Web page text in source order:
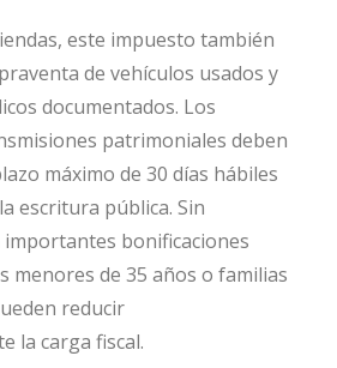
este impuesto también
de vehículos usados ​​y
documentados. Los
patrimoniales deben
máximo de 30 días hábiles
escritura pública. Sin
bonificaciones
menores de 35 años o familias
reducir
la carga fiscal.